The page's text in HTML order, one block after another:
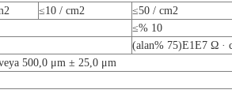
2 ≤10 / cm2 ≤50 / cm2
≤% 10
(alan% 75)E1E7 Ω ·
500,0 μm ± 25,0 μm